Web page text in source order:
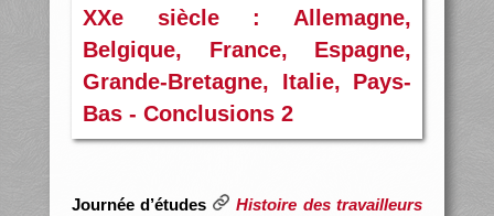
XXe siècle : Allemagne,
Belgique, France, Espagne,
Grande-Bretagne, Italie, Pays-
Bas - Conclusions 2
Journée d’études
Histoire des travailleurs